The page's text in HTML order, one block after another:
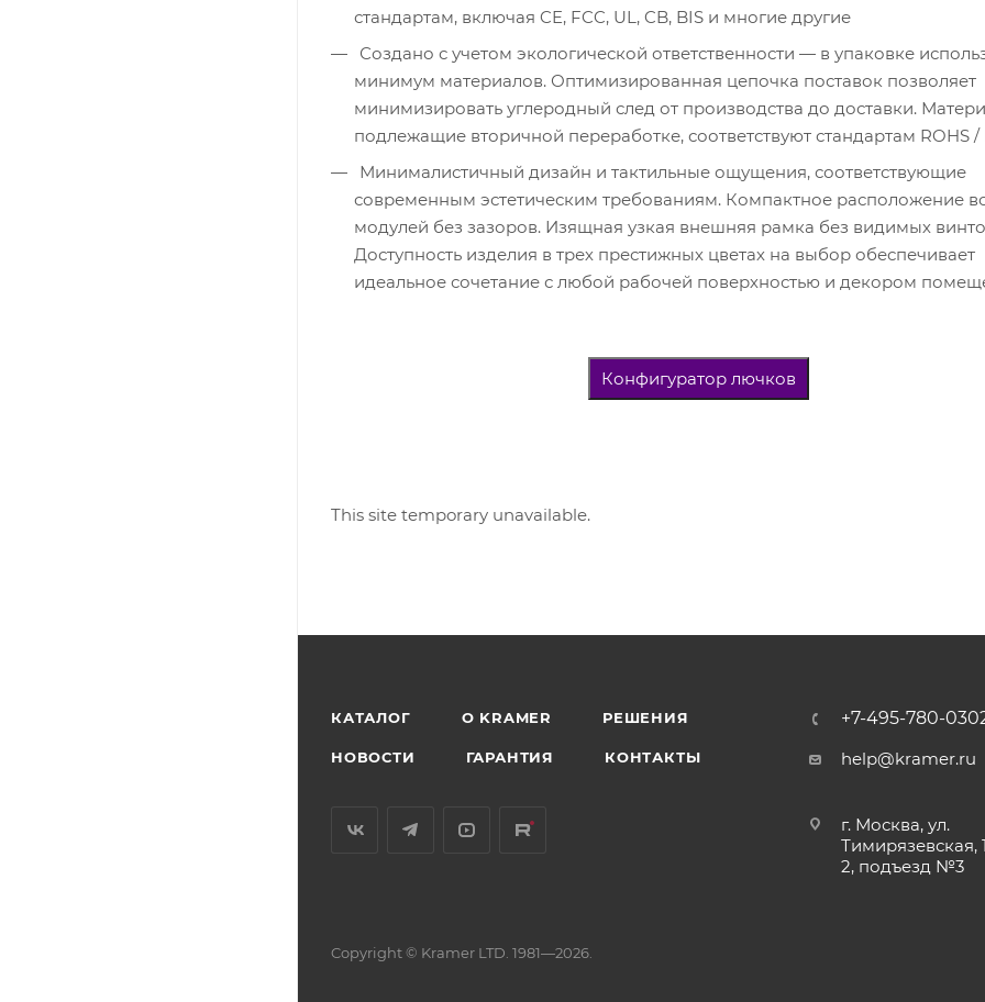
стандартам, включая CE, FCC, UL, CB, BIS и многие другие
Создано с учетом экологической ответственности — в упаковке
минимум материалов. Оптимизированная цепочка поставок позволяет
минимизировать углеродный след от производства до доставки.
подлежащие вторичной переработке, соответствуют стандартам ROHS /
Минималистичный дизайн и тактильные ощущения, соответствующие
современным эстетическим требованиям. Компактное расположение
модулей без зазоров. Изящная узкая внешняя рамка без видимых
Доступность изделия в трех престижных цветах на выбор обеспечивает
идеальное сочетание с любой рабочей поверхностью и декором
Конфигуратор лючков
This site temporary unavailable.
КАТАЛОГ O KRAMER РЕШЕНИЯ
НОВОСТИ ГАРАНТИЯ КОНТАКТЫ
+7-495-780-
help@kramer.ru
г. Москва, ул.
Тимирязевская,
2, подъезд №3
Copyright © Kramer LTD. 1981—2026.